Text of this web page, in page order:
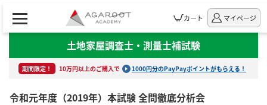
カート マイページ
土地家屋調査士・測量士補試験
期間限定！ 10万円以上のご購入で 1000円分のPayPayポイントがもらえる！
令和元年度（2019年）本試験 全問徹底分析会